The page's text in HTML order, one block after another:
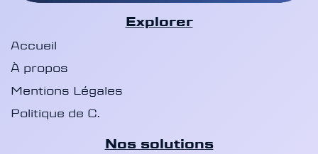
Explorer
Accueil
À propos
Mentions Légales
Politique de C.
Nos solutions